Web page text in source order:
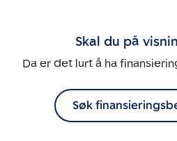
Skal du på
Da er det lurt å ha
Søk